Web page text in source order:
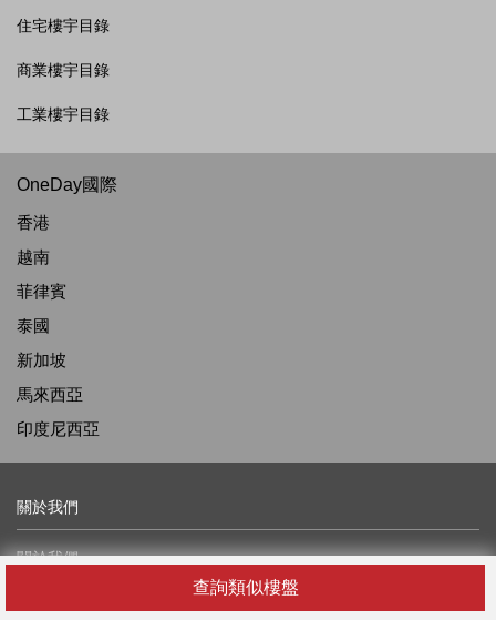
查詢類似樓盤
住宅樓宇目錄
商業樓宇目錄
工業樓宇目錄
OneDay國際
香港
越南
菲律賓
泰國
新加坡
馬來西亞
印度尼西亞
關於我們
關於我們